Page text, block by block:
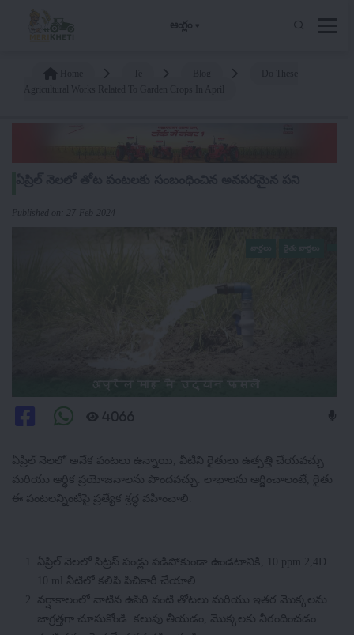
ఆంగ్లం
Published on: 27-Feb-2024
अप्रैल माह में उद्यान फसलों
4066
ఏప్రిల్ నెలలో అనేక పంటలు ఉన్నాయి, వీటిని రైతులు ఉత్పత్తి చేయవచ్చు
మరియు ఆర్థిక ప్రయోజనాలను పొందవచ్చు. లాభాలను ఆర్జించాలంటే, రైతు
ఈ పంటలన్నింటిపై ప్రత్యేక శ్రద్ధ వహించాలి.
ఏప్రిల్ నెలలో సిట్రస్ పండ్లు పడిపోకుండా ఉండటానికి, 10 ppm 2,4D
10 ml నీటిలో కలిపి పిచికారీ చేయాలి.
వర్షాకాలంలో నాటిన ఉసిరి వంటి తోటలు మరియు ఇతర మొక్కలను
జాగ్రత్తగా చూసుకోండి. కలుపు తీయడం, మొక్కలకు నీరందించడం